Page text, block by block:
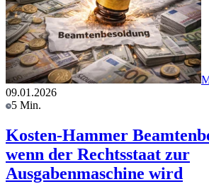
09.01.2026
5 Min.
Kosten-Hammer
wenn der Rechtsstaat zur
Ausgabenmaschine wird